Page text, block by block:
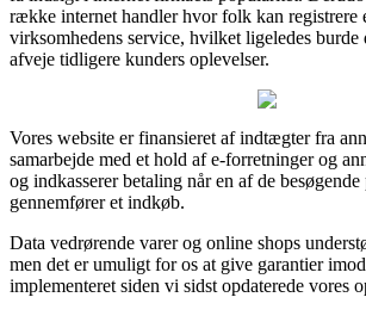
række internet handler hvor folk kan registrere
virksomhedens service, hvilket ligeledes burde
afveje tidligere kunders oplevelser.
Vores website er finansieret af indtægter fra
samarbejde med et hold af e-forretninger og
og indkasserer betaling når en af de besøgende
gennemfører et indkøb.
Data vedrørende varer og online shops
men det er umuligt for os at give garantier
implementeret siden vi sidst opdaterede vores